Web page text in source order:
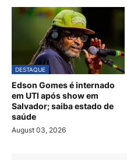
DESTAQUE
Edson Gomes é internado
em UTI após show em
Salvador; saiba estado de
saúde
August 03, 2026